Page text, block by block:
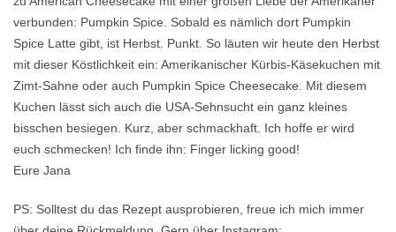
verbunden: Pumpkin Spice. Sobald es nämlich dort Pumpkin
Spice Latte gibt, ist Herbst. Punkt. So läuten wir heute den Herbst
mit dieser Köstlichkeit ein: Amerikanischer Kürbis-Käsekuchen mit
Zimt-Sahne oder auch Pumpkin Spice Cheesecake. Mit diesem
Kuchen lässt sich auch die USA-Sehnsucht ein ganz kleines
bisschen besiegen. Kurz, aber schmackhaft. Ich hoffe er wird
euch schmecken! Ich finde ihn: Finger licking good!
Eure Jana
PS: Solltest du das Rezept ausprobieren, freue ich mich immer